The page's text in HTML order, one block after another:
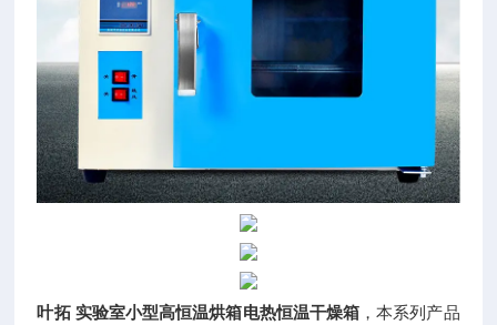
叶拓 实验室小型高恒温烘箱电热恒温干燥箱 ，本系列产品